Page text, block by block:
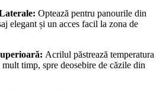
Optează pentru panourile din
elegant și un acces facil la zona de
Acrilul păstrează temperatura
timp, spre deosebire de căzile din